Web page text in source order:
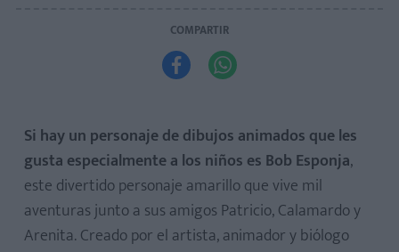
COMPARTIR
 
Si hay un personaje de dibujos animados que les
gusta especialmente a los niños es Bob Esponja,
este divertido personaje amarillo que vive mil
aventuras junto a sus amigos Patricio, Calamardo y
Arenita. Creado por el artista, animador y biólogo